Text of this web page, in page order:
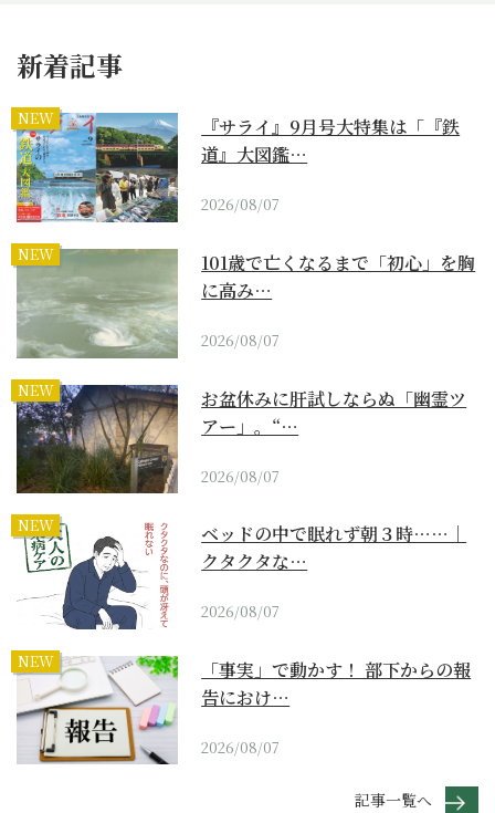
新着記事
NEW
『サライ』9月号大特集は「『鉄
道』大図鑑…
2026/08/07
NEW
101歳で亡くなるまで「初心」を胸
に高み…
2026/08/07
NEW
お盆休みに肝試しならぬ「幽霊ツ
アー」。“…
2026/08/07
NEW
ベッドの中で眠れず朝３時……｜
クタクタな…
2026/08/07
NEW
「事実」で動かす！ 部下からの報
告におけ…
2026/08/07
記事一覧へ